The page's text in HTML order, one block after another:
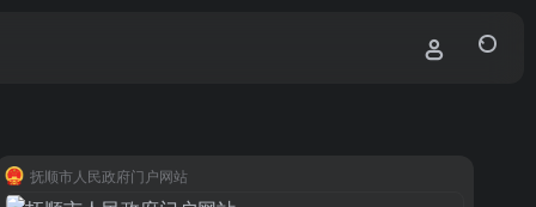
抚顺市人民政府门户网站